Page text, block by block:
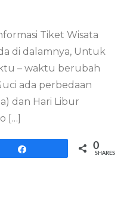
Tiket Wisata
di dalamnya, Untuk
– waktu berubah
ada perbedaan
dan Hari Libur
[…]
0
SHARES